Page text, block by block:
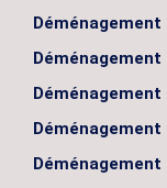
Déménagement
Déménagement